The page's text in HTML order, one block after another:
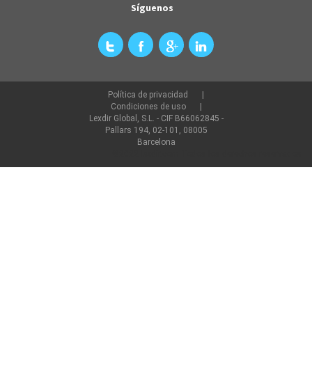
Síguenos
Política de privacidad
Condiciones de uso
Lexdir Global, S.L. - CIF B66062845 -
Pallars 194, 02-101, 08005
Barcelona